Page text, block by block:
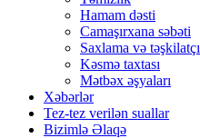
Hamam dəsti
Camaşırxana səbəti
Saxlama və təşkilatçı
Kəsmə taxtası
Mətbəx əşyaları
Xəbərlər
Tez-tez verilən suallar
Bizimlə Əlaqə